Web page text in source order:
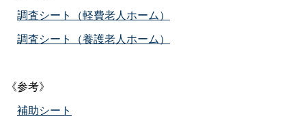
調査シート（軽費老人ホーム）
調査シート（養護老人ホーム）
《参考》
補助シート